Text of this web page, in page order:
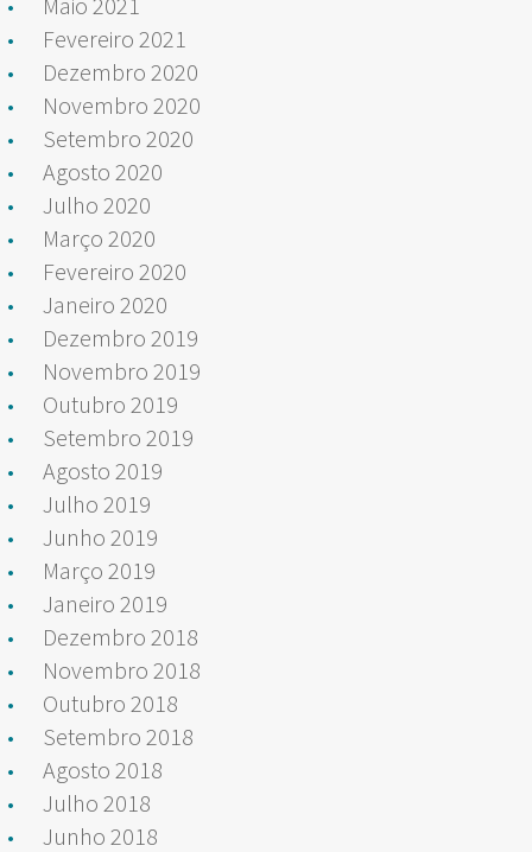
Fevereiro 2021
Dezembro 2020
Novembro 2020
Setembro 2020
Agosto 2020
Julho 2020
Março 2020
Fevereiro 2020
Janeiro 2020
Dezembro 2019
Novembro 2019
Outubro 2019
Setembro 2019
Agosto 2019
Julho 2019
Junho 2019
Março 2019
Janeiro 2019
Dezembro 2018
Novembro 2018
Outubro 2018
Setembro 2018
Agosto 2018
Julho 2018
Junho 2018